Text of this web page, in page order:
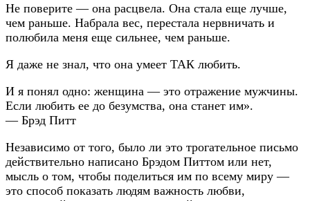
Не поверите — она расцвела. Она стала еще лучше,
чем раньше. Набрала вес, перестала нервничать и
полюбила меня еще сильнее, чем раньше.
Я даже не знал, что она умеет ТАК любить.
И я понял одно: женщина — это отражение мужчины.
Если любить ее до безумства, она станет им».
— Брэд Питт
Независимо от того, было ли это трогательное письмо
действительно написано Брэдом Питтом или нет,
мысль о том, чтобы поделиться им по всему миру —
это способ показать людям важность любви,